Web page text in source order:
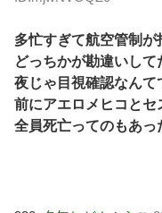
多忙すぎて航空管制が
どっちかが勘違いして
夜じゃ目視確認なんて
前にアエロメヒコとセ
全員死亡ってのもあっ